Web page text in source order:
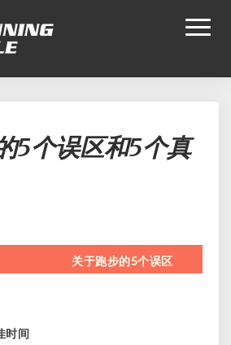
于
跑
5个误区和5个真
关于跑步的5个误区
时间